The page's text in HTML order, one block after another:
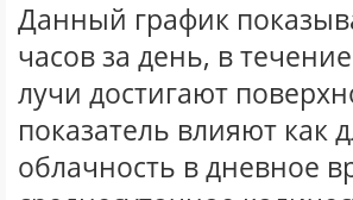
Данный график
часов за день, в
лучи достигают
показатель влияют как
облачность в дневное